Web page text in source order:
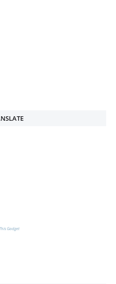
Gadget